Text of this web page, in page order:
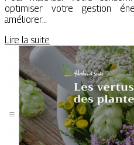
optimiser votre gestion
améliorer…
Lire la suite